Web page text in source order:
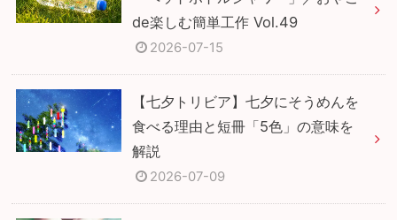
de楽しむ簡単工作 Vol.49
2026-07-15
【七夕トリビア】七夕にそうめんを
食べる理由と短冊「5色」の意味を
解説
2026-07-09